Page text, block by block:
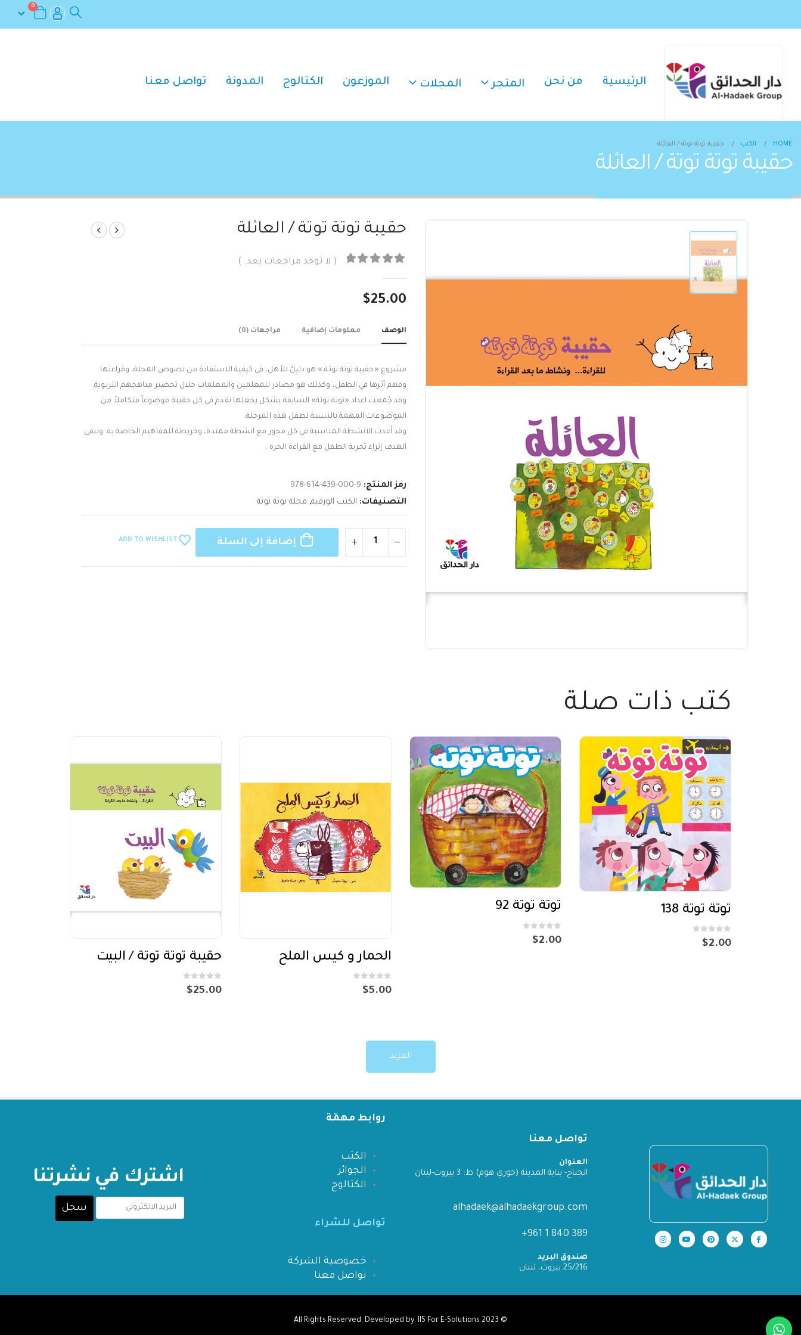
0
الرئيسية من نحن المتجر المجلات الموزعون الكتالوج المدونة تواصل معنا
HOME الكتب حقيبة توتة توتة / العائلة
حقيبة توتة توتة / العائلة
حقيبة توتة توتة / العائلة
( لا توجد مراجعات بعد. )
$25.00
الوصف معلومات إضافية مراجعات (0)
مشروع «حقيبة توتة توتة » هو دليلٌ للأهل، في كيفية الاستفادة من نصوص المجلة، وقراءتها
وفهم أثرها في الطفل، وكذلك هو مصادر للمعلمين والمعلمات خلال تحضير مناهجهم التربوية.
وقد جُمعت اعداد «توتة توتة» السابقة بشكل يجعلها تقدم في كل حقيبة موضوعاً متكاملاً من
الموضوعات المهمة بالنسبة لطفل هذه المرحلة.
وقد اُعدت الانشطة المناسبة في كل محور مع انشطة ممتدة، وخريطة للمفاهيم الخاصة به. ويبقى
الهدف إثراء تجربة الطفل مع القراءة الحرة .
رمز المنتج: 978-614-439-000-9
التصنيفات: الكتب الورقية, مجلة توتة توتة
إضافة إلى السلة ADD TO WISHLIST
كتب ذات صلة
توتة توتة 138
0
out of 5
$2.00
توتة توتة 92
0
$2.00
الحمار و كيس الملح
0
out of 5
$5.00
حقيبة توتة توتة / البيت
0
out of 5
$25.00
المزيد
تواصل معنا
العنوان
الجناح- بناية المدينة (خوري هوم) ط: 3 بيروت-لبنان
alhadaek@alhadaekgroup.com
389 840 1 961+
صندوق البريد
25/216 بيروت، لبنان
روابط مهمّة
الكتب
الجوائز
الكتالوج
تواصل للشراء
خصوصية الشركة
تواصل معنا
اشترك في نشرتنا
© 2023
IIS For E-Solutions